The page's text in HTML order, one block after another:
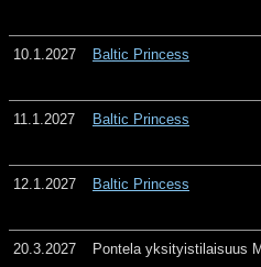
10.1.2027 Baltic Princess
11.1.2027 Baltic Princess
12.1.2027 Baltic Princess
20.3.2027
Pontela yksityistilaisuus